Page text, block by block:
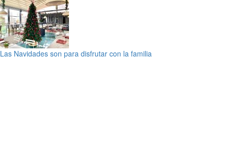
Las Navidades son para disfrutar con la familia